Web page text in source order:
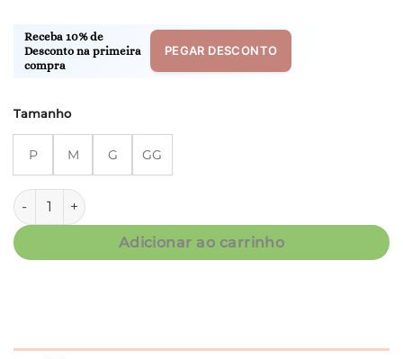
Receba 10% de
Desconto na primeira
compra
PEGAR DESCONTO
Tamanho
P M G GG
Conjunto Clássico M.Longa - Soft Coração - Col. Beleza
Adicionar ao carrinho